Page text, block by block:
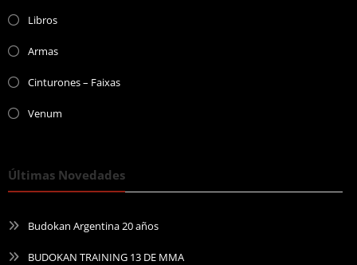
Libros
Armas
Cinturones – Faixas
Venum
Últimas Novedades
Budokan Argentina 20 años
BUDOKAN TRAINING 13 DE MMA